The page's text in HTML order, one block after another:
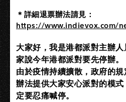
＊詳細退票辦法請見：
https://www.indievox.com/
大家好，我是港都派對主辦
家說今年港都派對要先停辦。
由於疫情持續擴散，政府的
辦法提供大家安心派對的模
定要忍痛喊停。